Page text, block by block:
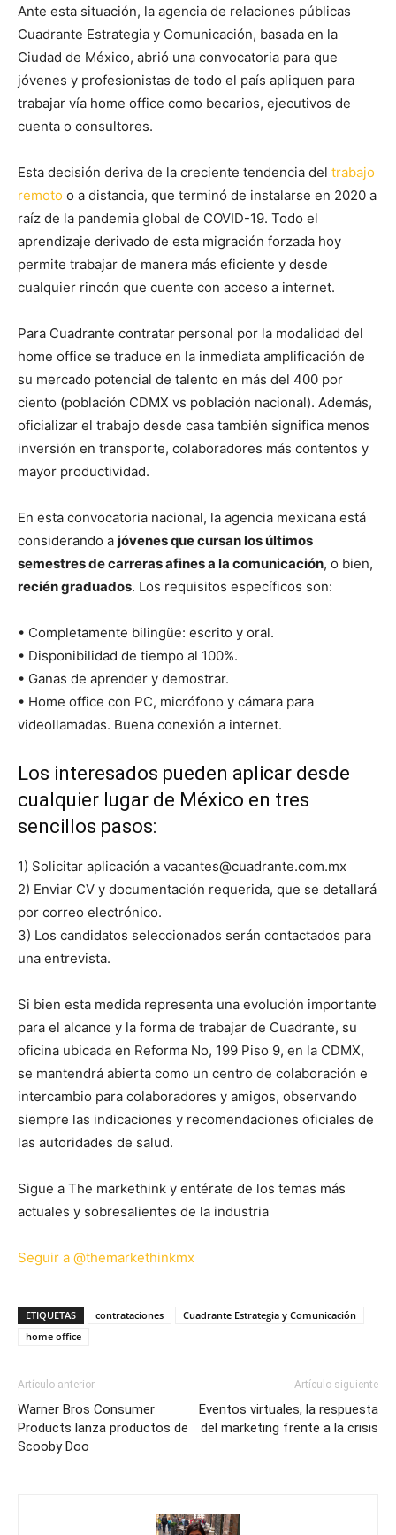
Ante esta situación, la agencia de relaciones públicas
Cuadrante Estrategia y Comunicación, basada en la
Ciudad de México, abrió una convocatoria para que
jóvenes y profesionistas de todo el país apliquen para
trabajar vía home office como becarios, ejecutivos de
cuenta o consultores.
Esta decisión deriva de la creciente tendencia del trabajo
remoto o a distancia, que terminó de instalarse en 2020 a
raíz de la pandemia global de COVID-19. Todo el
aprendizaje derivado de esta migración forzada hoy
permite trabajar de manera más eficiente y desde
cualquier rincón que cuente con acceso a internet.
Para Cuadrante contratar personal por la modalidad del
home office se traduce en la inmediata amplificación de
su mercado potencial de talento en más del 400 por
ciento (población CDMX vs población nacional). Además,
oficializar el trabajo desde casa también significa menos
inversión en transporte, colaboradores más contentos y
mayor productividad.
En esta convocatoria nacional, la agencia mexicana está
considerando a jóvenes que cursan los últimos
semestres de carreras afines a la comunicación, o bien,
recién graduados. Los requisitos específicos son:
• Completamente bilingüe: escrito y oral.
• Disponibilidad de tiempo al 100%.
• Ganas de aprender y demostrar.
• Home office con PC, micrófono y cámara para
videollamadas. Buena conexión a internet.
Los interesados pueden aplicar desde
cualquier lugar de México en tres
sencillos pasos:
1) Solicitar aplicación a vacantes@cuadrante.com.mx
2) Enviar CV y documentación requerida, que se detallará
por correo electrónico.
3) Los candidatos seleccionados serán contactados para
una entrevista.
Si bien esta medida representa una evolución importante
para el alcance y la forma de trabajar de Cuadrante, su
oficina ubicada en Reforma No, 199 Piso 9, en la CDMX,
se mantendrá abierta como un centro de colaboración e
intercambio para colaboradores y amigos, observando
siempre las indicaciones y recomendaciones oficiales de
las autoridades de salud.
Sigue a The markethink y entérate de los temas más
actuales y sobresalientes de la industria
Seguir a @themarkethinkmx
ETIQUETAS contrataciones
Cuadrante Estrategia y Comunicación
home office
Artículo anterior
Warner Bros Consumer
Products lanza productos de
Scooby Doo
Artículo siguiente
Eventos virtuales, la respuesta
del marketing frente a la crisis